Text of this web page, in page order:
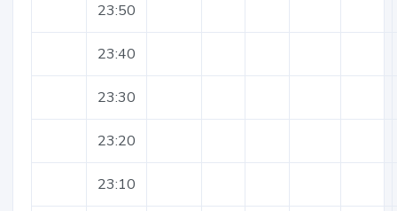
23:50
23:40
23:30
23:20
23:10